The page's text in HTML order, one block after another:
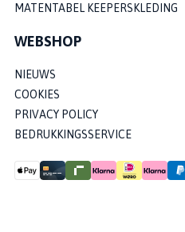
MATENTABEL KEEPERSKLEDING
WEBSHOP
NIEUWS
COOKIES
PRIVACY POLICY
BEDRUKKINGSSERVICE